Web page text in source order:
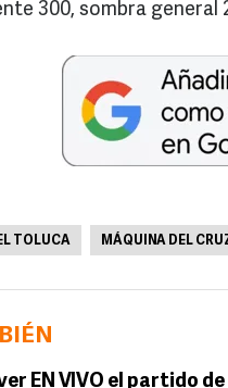
300, sombra general
TOLUCA MÁQUINA DEL
EN VIVO el partido